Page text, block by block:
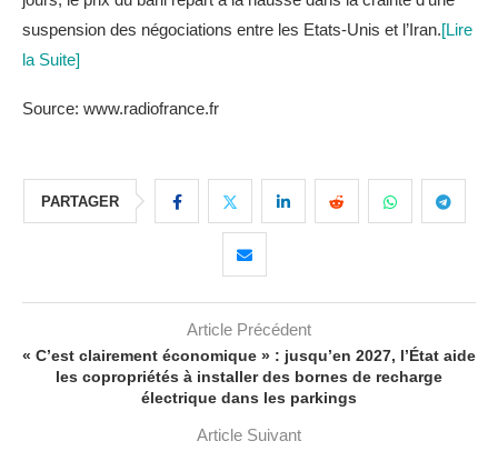
suspension des négociations entre les Etats-Unis et l’Iran.[Lire
la Suite]
Source: www.radiofrance.fr
PARTAGER
Article Précédent
« C’est clairement économique » : jusqu’en 2027, l’État aide
les copropriétés à installer des bornes de recharge
électrique dans les parkings
Article Suivant